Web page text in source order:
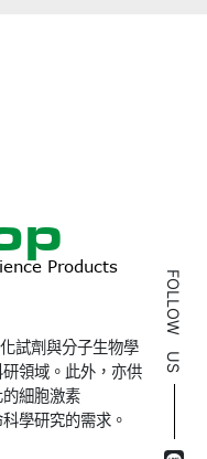
FOLLOW US
試劑與分子生物學
領域。此外，亦供
細胞激素
學研究的需求。